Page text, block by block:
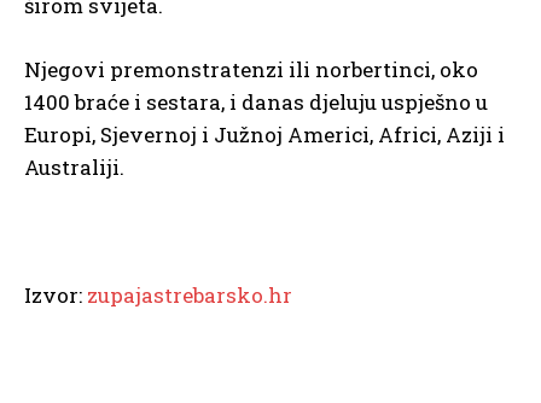
širom svijeta.
Njegovi premonstratenzi ili norbertinci, oko
1400 braće i sestara, i danas djeluju uspješno u
Europi, Sjevernoj i Južnoj Americi, Africi, Aziji i
Australiji.
Izvor: zupajastrebarsko.hr